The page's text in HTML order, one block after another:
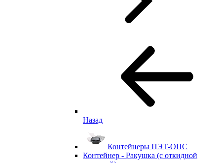
Назад
Контейнеры ПЭТ-ОПС
Контейнер - Ракушка (с откидной